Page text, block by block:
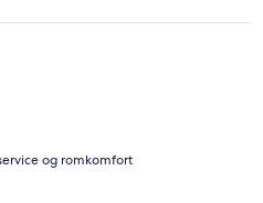
og romkomfort